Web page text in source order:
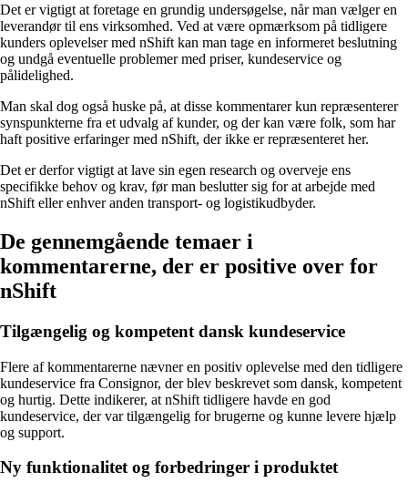
Det er vigtigt at foretage en grundig undersøgelse, når man vælger en
leverandør til ens virksomhed. Ved at være opmærksom på tidligere
kunders oplevelser med nShift kan man tage en informeret beslutning
og undgå eventuelle problemer med priser, kundeservice og
pålidelighed.
Man skal dog også huske på, at disse kommentarer kun repræsenterer
synspunkterne fra et udvalg af kunder, og der kan være folk, som har
haft positive erfaringer med nShift, der ikke er repræsenteret her.
Det er derfor vigtigt at lave sin egen research og overveje ens
specifikke behov og krav, før man beslutter sig for at arbejde med
nShift eller enhver anden transport- og logistikudbyder.
De gennemgående temaer i
kommentarerne, der er positive over for
nShift
Tilgængelig og kompetent dansk kundeservice
Flere af kommentarerne nævner en positiv oplevelse med den tidligere
kundeservice fra Consignor, der blev beskrevet som dansk, kompetent
og hurtig. Dette indikerer, at nShift tidligere havde en god
kundeservice, der var tilgængelig for brugerne og kunne levere hjælp
og support.
Ny funktionalitet og forbedringer i produktet